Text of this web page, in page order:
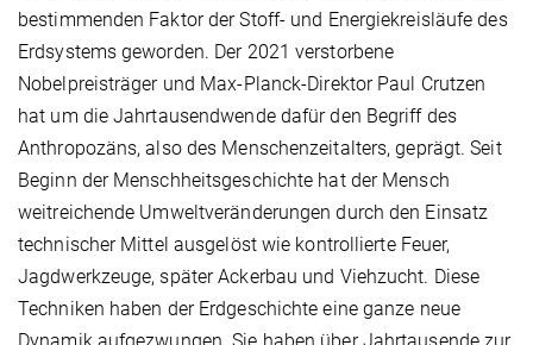
bestimmenden Faktor der Stoff- und Energiekreisläufe des
Erdsystems geworden. Der 2021 verstorbene
Nobelpreisträger und Max-Planck-Direktor Paul Crutzen
hat um die Jahrtausendwende dafür den Begriff des
Anthropozäns, also des Menschenzeitalters, geprägt. Seit
Beginn der Menschheitsgeschichte hat der Mensch
weitreichende Umweltveränderungen durch den Einsatz
technischer Mittel ausgelöst wie kontrollierte Feuer,
Jagdwerkzeuge, später Ackerbau und Viehzucht. Diese
Techniken haben der Erdgeschichte eine ganze neue
Dynamik aufgezwungen. Sie haben über Jahrtausende zur